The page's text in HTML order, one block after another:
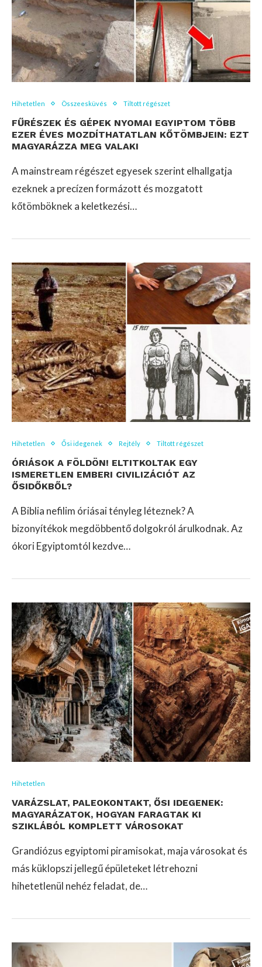
Hihetetlen Összeesküvés Tiltott régészet
FŰRÉSZEK ÉS GÉPEK NYOMAI EGYIPTOM TÖBB
EZER ÉVES MOZDÍTHATATLAN KŐTÖMBJEIN: EZT
MAGYARÁZZA MEG VALAKI
A mainstream régészet egyesek szerint elhallgatja
ezeknek a precízen formázott és mozgatott
kőtömböknek a keletkezési…
Hihetetlen Ősi idegenek Rejtély Tiltott régészet
ÓRIÁSOK A FÖLDÖN! ELTITKOLTAK EGY
ISMERETLEN EMBERI CIVILIZÁCIÓT AZ
ŐSIDŐKBŐL?
A Biblia nefilim óriásai tényleg léteznek? A
bizonyítékok megdöbbentő dolgokról árulkodnak. Az
ókori Egyiptomtól kezdve…
Hihetetlen
VARÁZSLAT, PALEOKONTAKT, ŐSI IDEGENEK:
MAGYARÁZATOK, HOGYAN FARAGTAK KI
SZIKLÁBÓL KOMPLETT VÁROSOKAT
Grandiózus egyiptomi piramisokat, maja városokat és
más küklopszi jellegű épületeket létrehozni
hihetetlenül nehéz feladat, de…